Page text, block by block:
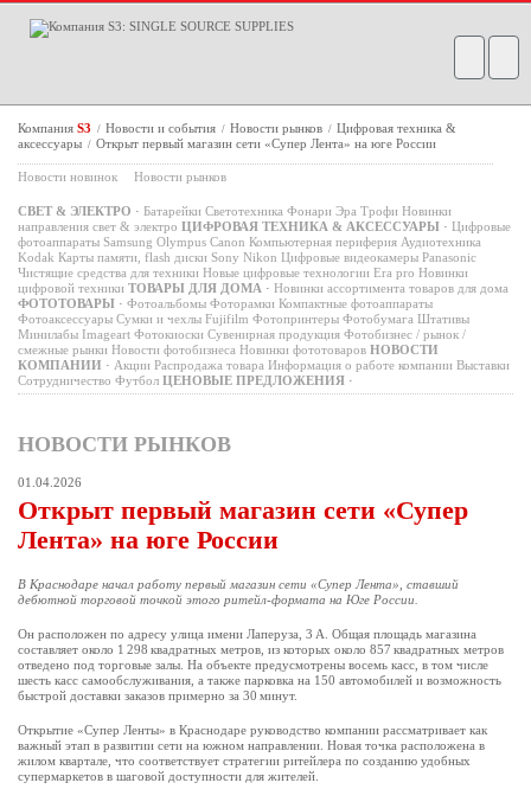
Компания S3 / Новости и события / Новости рынков / Цифровая техника &
аксессуары / Открыт первый магазин сети «Супер Лента» на юге России
Новости новинок Новости рынков
СВЕТ & ЭЛЕКТРО · Батарейки Светотехника Фонари Эра Трофи Новинки
направления свет & электро ЦИФРОВАЯ ТЕХНИКА & АКСЕССУАРЫ · Цифровые
фотоаппараты Samsung Olympus Canon Компьютерная периферия Аудиотехника
Kodak Карты памяти, flash диски Sony Nikon Цифровые видеокамеры Panasonic
Чистящие средства для техники Новые цифровые технологии Era pro Новинки
цифровой техники ТОВАРЫ ДЛЯ ДОМА · Новинки ассортимента товаров для дома
ФОТОТОВАРЫ · Фотоальбомы Фоторамки Компактные фотоаппараты
Фотоаксессуары Сумки и чехлы Fujifilm Фотопринтеры Фотобумага Штативы
Минилабы Imageart Фотокиоски Сувенирная продукция Фотобизнес / рынок /
смежные рынки Новости фотобизнеса Новинки фототоваров НОВОСТИ
КОМПАНИИ · Акции Распродажа товара Информация о работе компании Выставки
Сотрудничество Футбол ЦЕНОВЫЕ ПРЕДЛОЖЕНИЯ ·
НОВОСТИ РЫНКОВ
01.04.2026
Открыт первый магазин сети «Супер
Лента» на юге России
В Краснодаре начал работу первый магазин сети «Супер Лента», ставший
дебютной торговой точкой этого ритейл‑формата на Юге России.
Он расположен по адресу улица имени Лаперуза, 3 А. Общая площадь магазина
составляет около 1 298 квадратных метров, из которых около 857 квадратных метров
отведено под торговые залы. На объекте предусмотрены восемь касс, в том числе
шесть касс самообслуживания, а также парковка на 150 автомобилей и возможность
быстрой доставки заказов примерно за 30 минут.
Открытие «Супер Ленты» в Краснодаре руководство компании рассматривает как
важный этап в развитии сети на южном направлении. Новая точка расположена в
жилом квартале, что соответствует стратегии ритейлера по созданию удобных
супермаркетов в шаговой доступности для жителей.